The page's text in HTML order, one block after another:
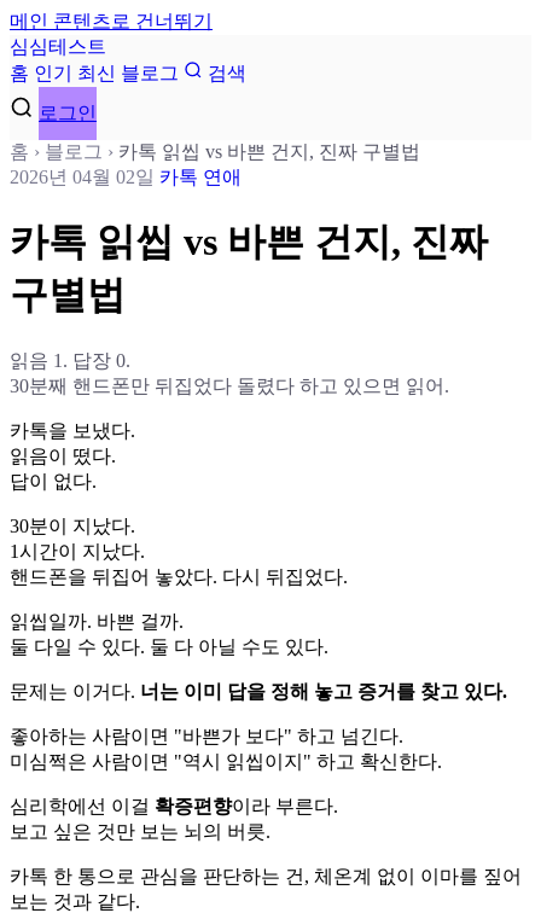
메인 콘텐츠로 건너뛰기
심심테 스 트
홈 인기 최신 블로그
검색
로그인
홈 › 블로그 › 카톡 읽씹 vs 바쁜 건지, 진짜 구별법
2026년 04월 02일 카톡 연애
카톡 읽씹 vs 바쁜 건지, 진짜
구별법
읽음 1. 답장 0.
30분째 핸드폰만 뒤집었다 돌렸다 하고 있으면 읽어.
카톡을 보냈다.
읽음이 떴다.
답이 없다.
30분이 지났다.
1시간이 지났다.
핸드폰을 뒤집어 놓았다. 다시 뒤집었다.
읽씹일까. 바쁜 걸까.
둘 다일 수 있다. 둘 다 아닐 수도 있다.
문제는 이거다. 너는 이미 답을 정해 놓고 증거를 찾고 있다.
좋아하는 사람이면 "바쁜가 보다" 하고 넘긴다.
미심쩍은 사람이면 "역시 읽씹이지" 하고 확신한다.
심리학에선 이걸 확증편향이라 부른다.
보고 싶은 것만 보는 뇌의 버릇.
카톡 한 통으로 관심을 판단하는 건, 체온계 없이 이마를 짚어
보는 것과 같다.